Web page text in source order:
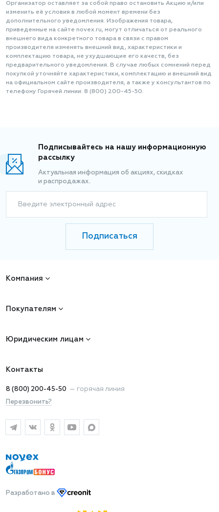
Организатор оставляет за собой право остановить Акцию и/или
изменить её условия в любой момент времени без
дополнительного уведомления. Изображения товара,
приведенные на сайте novex.ru, могут отличаться от реального
внешнего вида конкретного товара в связи с правом
производителя изменять внешний вид, характеристики и
комплектацию товара, не ухудшающие его качеств, без
предварительного уведомления. В случае любых сомнений перед
покупкой уточняйте характеристики, комплектацию и внешний вид
на официальном сайте производителя, а также у консультантов по
телефону Горячей линии: 8 (800) 200-45-50.
Подписывайтесь на нашу информационную
рассылку
Актуальная информация об акциях, скидках
и распродажах.
Введите электронный адрес
Подписаться
Компания
Покупателям
Юридическим лицам
Контакты
8 (800) 200-45-50 — горячая линия
Перезвонить?
Разработано в